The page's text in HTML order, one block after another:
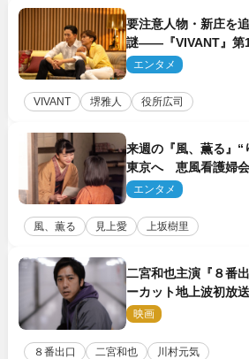
要注意人物・新庄を
謎――『VIVANT』第
エンタメ
VIVANT 堺雅人 役所広司
来週の『風、薫る』“
東京へ 恵風看護婦会
エンタメ
風、薫る 見上愛 上坂樹里
二宮和也主演『８番
ーカット地上波初放
コメント到着
映画
８番出口 二宮和也 川村元気